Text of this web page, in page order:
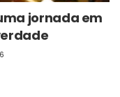
jornada em